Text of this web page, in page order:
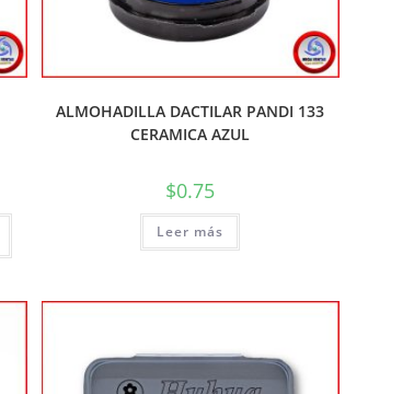
ALMOHADILLA DACTILAR PANDI 133
CERAMICA AZUL
$0.75
Leer más